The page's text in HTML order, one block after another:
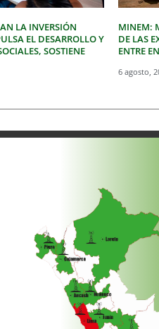
LA INVERSIÓN
EL DESARROLLO Y
SOSTIENE
MINEM:
DE LAS
ENTRE
6 agosto,